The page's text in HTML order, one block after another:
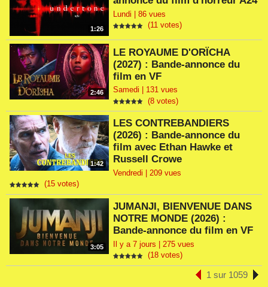
1:26
Lundi | 86 vues
(11 votes)
2:46
LE ROYAUME D'ORÏCHA
(2027) : Bande-annonce du
film en VF
Samedi | 131 vues
(8 votes)
1:42
LES CONTREBANDIERS
(2026) : Bande-annonce du
film avec Ethan Hawke et
Russell Crowe
Vendredi | 209 vues
(15 votes)
3:05
JUMANJI, BIENVENUE DANS
NOTRE MONDE (2026) :
Bande-annonce du film en VF
Il y a 7 jours | 275 vues
(18 votes)
1 sur 1059